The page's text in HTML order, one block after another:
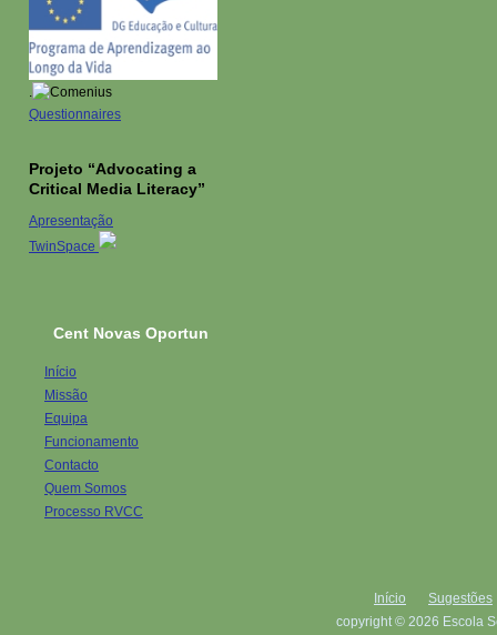
.
Questionnaires
Projeto “Advocating a
Critical Media Literacy”
Apresentação
TwinSpace
Cent Novas Oportun
Início
Missão
Equipa
Funcionamento
Contacto
Quem Somos
Processo RVCC
Início
Sugestões
copyright © 2026 Escola